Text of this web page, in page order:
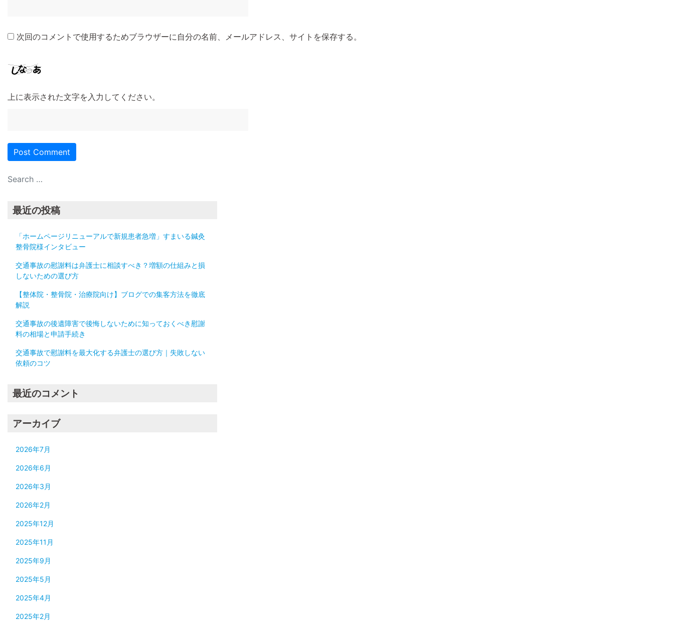
次回のコメントで使用するためブラウザーに自分の名前、メールアドレス、サイトを保存する。
上に表示された文字を入力してください。
最近の投稿
「ホームページリニューアルで新規患者急増」すまいる鍼灸
整骨院様インタビュー
交通事故の慰謝料は弁護士に相談すべき？増額の仕組みと損
しないための選び方
【整体院・整骨院・治療院向け】ブログでの集客方法を徹底
解説
交通事故の後遺障害で後悔しないために知っておくべき慰謝
料の相場と申請手続き
交通事故で慰謝料を最大化する弁護士の選び方｜失敗しない
依頼のコツ
最近のコメント
アーカイブ
2026年7月
2026年6月
2026年3月
2026年2月
2025年12月
2025年11月
2025年9月
2025年5月
2025年4月
2025年2月